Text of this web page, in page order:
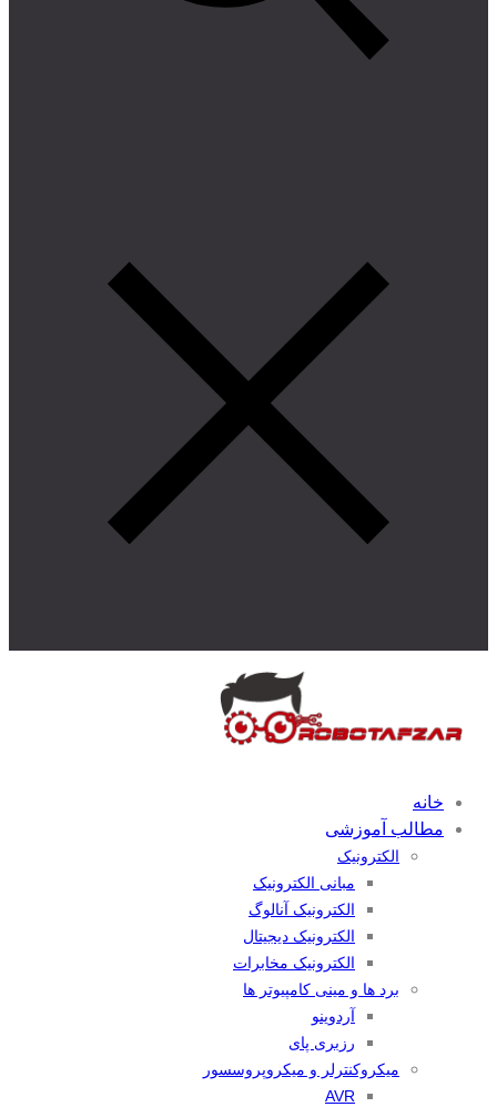
خانه
مطالب آموزشی
الکترونیک
مبانی الکترونیک
الکترونیک آنالوگ
الکترونیک دیجیتال
الکترونیک مخابرات
برد ها و مینی کامپیوتر ها
آردوینو
رزبری پای
میکروکنترلر و میکروپروسسور
AVR